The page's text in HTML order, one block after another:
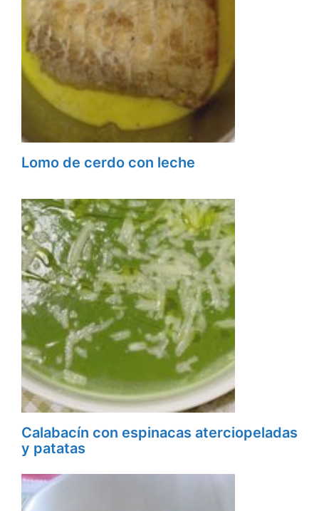
Lomo de cerdo con leche
Calabacín con espinacas aterciopeladas
y patatas